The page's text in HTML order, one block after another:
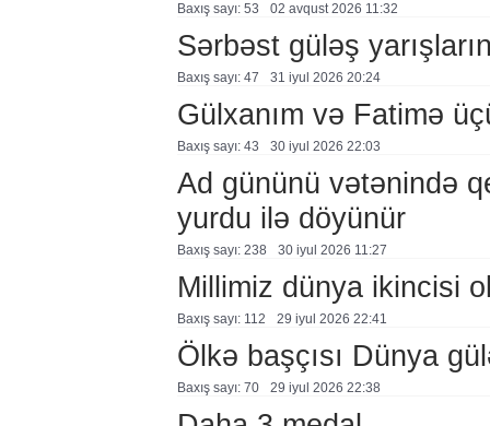
Baxış sayı: 53 02 avqust 2026 11:32
Sərbəst güləş
Baxış sayı: 47 31 i̇yul 2026 20:24
Gülxanım və Fatimə
Baxış sayı: 43 30 i̇yul 2026 22:03
Ad gününü vətənində
yurdu ilə döyünür
Baxış sayı: 238 30 i̇yul 2026 11:27
Millimiz dünya ikincisi
Baxış sayı: 112 29 i̇yul 2026 22:41
Ölkə başçısı Dünya
Baxış sayı: 70 29 i̇yul 2026 22:38